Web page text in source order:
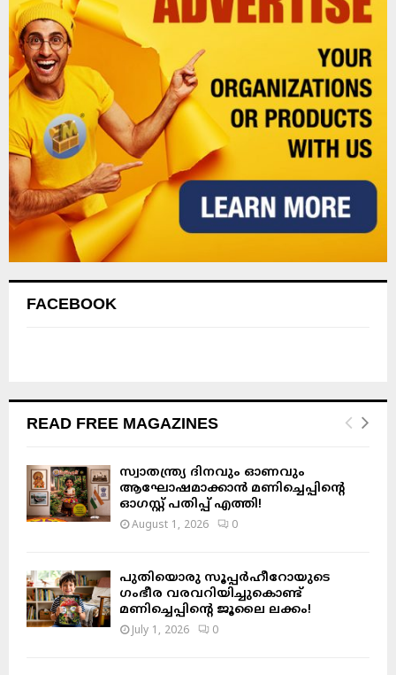
FACEBOOK
READ FREE MAGAZINES
സ്വാതന്ത്ര്യ ദിനവും ഓണവും
ആഘോഷമാക്കാൻ മണിച്ചെപ്പിന്റെ
ഓഗസ്റ്റ് പതിപ്പ് എത്തി!
August 1, 2026 0
പുതിയൊരു സൂപ്പർഹീറോയുടെ
ഗംഭീര വരവറിയിച്ചുകൊണ്ട്
മണിച്ചെപ്പിന്റെ ജൂലൈ ലക്കം!
July 1, 2026 0